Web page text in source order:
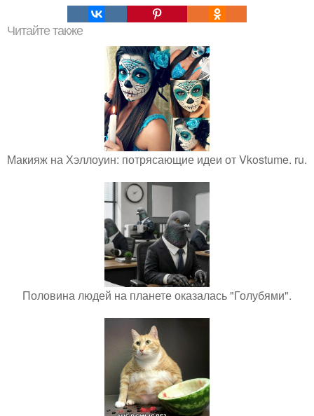
Читайте также
Макияж на Хэллоуин: потрясающие идеи от Vkostume. ru.
Половина людей на планете оказалась "Голубями".